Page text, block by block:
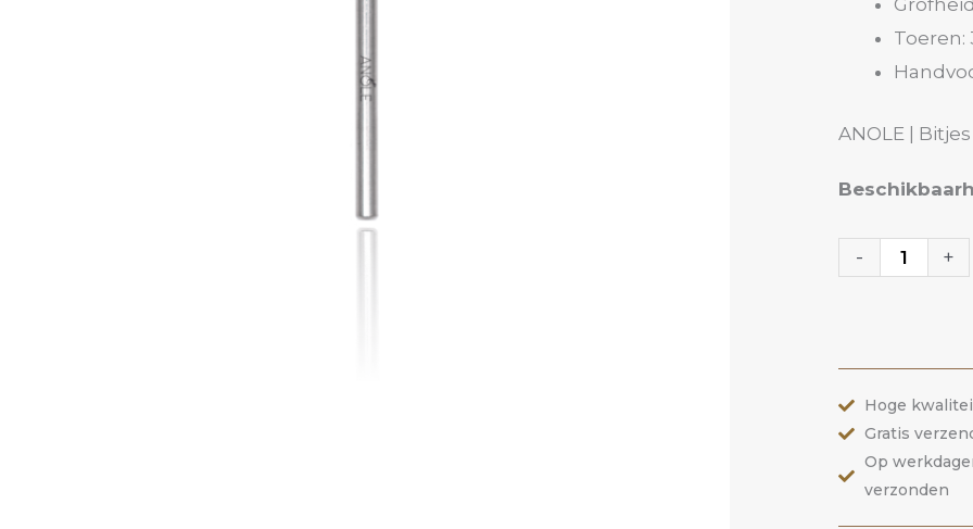
Toeren:
ANOLE |
-
Carbide
31TPB
+
Hoge
Gratis
Op
verzonden